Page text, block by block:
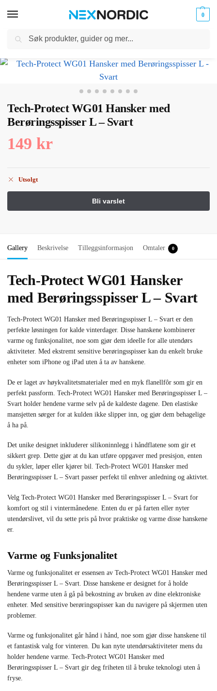
0
til
Kabler
Tech-Protect WG01 Hansker med
Berøringsspisser L – Svart
149 kr
Utsolgt
Gallery Beskrivelse Tilleggsinformasjon Omtaler 0
Tech-Protect WG01 Hansker
med Berøringsspisser L – Svart
Tech-Protect WG01 Hansker med Berøringsspisser L – Svart er den
perfekte løsningen for kalde vinterdager. Disse hanskene kombinerer
varme og funksjonalitet, noe som gjør dem ideelle for alle utendørs
aktiviteter. Med ekstremt sensitive berøringsspisser kan du enkelt bruke
enheter som iPhone og iPad uten å ta av hanskene.
De er laget av høykvalitetsmaterialer med en myk flanellfôr som gir en
perfekt passform. Tech-Protect WG01 Hansker med Berøringsspisser L –
Svart holder hendene varme selv på de kaldeste dagene. Den elastiske
mansjetten sørger for at kulden ikke slipper inn, og gjør dem behagelige
å ha på.
Det unike designet inkluderer silikoninnlegg i håndflatene som gir et
sikkert grep. Dette gjør at du kan utføre oppgaver med presisjon, enten
du sykler, løper eller kjører bil. Tech-Protect WG01 Hansker med
Berøringsspisser L – Svart passer perfekt til enhver anledning og aktivtet.
Velg Tech-Protect WG01 Hansker med Berøringsspisser L – Svart for
komfort og stil i vintermånedene. Enten du er på farten eller nyter
utendørslivet, vil du sette pris på hvor praktiske og varme disse hanskene
er.
Varme og Funksjonalitet
Varme og funksjonalitet er essensen av Tech-Protect WG01 Hansker med
Berøringsspisser L – Svart. Disse hanskene er designet for å holde
hendene varme uten å gå på bekostning av bruken av dine elektroniske
enheter. Med sensitive berøringsspisser kan du navigere på skjermen uten
problemer.
Varme og funksjonalitet går hånd i hånd, noe som gjør disse hanskene til
et fantastisk valg for vinteren. Du kan nyte utendørsaktiviteter mens du
holder hendene varme. Tech-Protect WG01 Hansker med
Berøringsspisser L – Svart gir deg friheten til å bruke teknologi uten å
fryse.